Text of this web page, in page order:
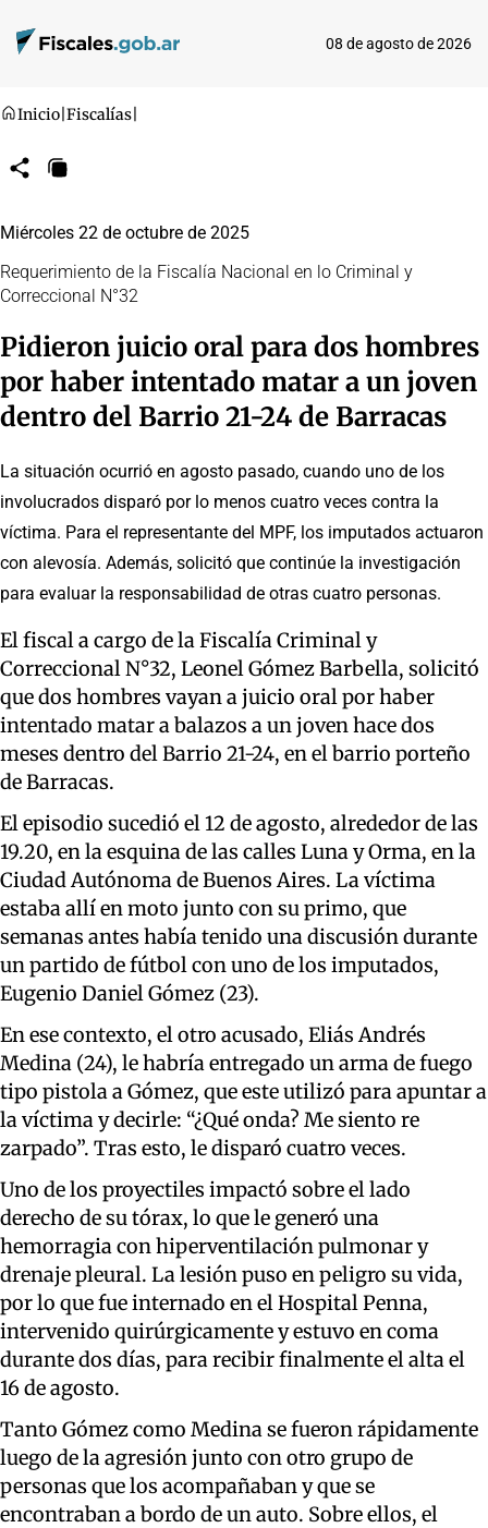
08 de agosto de 2026
Inicio Fiscalías
CompartirCopiar
Miércoles 22 de octubre de 2025
Requerimiento de la Fiscalía Nacional en lo Criminal y
Correccional N°32
Pidieron juicio oral para dos hombres
por haber intentado matar a un joven
dentro del Barrio 21-24 de Barracas
La situación ocurrió en agosto pasado, cuando uno de los
involucrados disparó por lo menos cuatro veces contra la
víctima. Para el representante del MPF, los imputados actuaron
con alevosía. Además, solicitó que continúe la investigación
para evaluar la responsabilidad de otras cuatro personas.
El fiscal a cargo de la Fiscalía Criminal y
Correccional N°32, Leonel Gómez Barbella, solicitó
que dos hombres vayan a juicio oral por haber
intentado matar a balazos a un joven hace dos
meses dentro del Barrio 21-24, en el barrio porteño
de Barracas.
El episodio sucedió el 12 de agosto, alrededor de las
19.20, en la esquina de las calles Luna y Orma, en la
Ciudad Autónoma de Buenos Aires. La víctima
estaba allí en moto junto con su primo, que
semanas antes había tenido una discusión durante
un partido de fútbol con uno de los imputados,
Eugenio Daniel Gómez (23).
En ese contexto, el otro acusado, Eliás Andrés
Medina (24), le habría entregado un arma de fuego
tipo pistola a Gómez, que este utilizó para apuntar a
la víctima y decirle: “¿Qué onda? Me siento re
zarpado”. Tras esto, le disparó cuatro veces.
Uno de los proyectiles impactó sobre el lado
derecho de su tórax, lo que le generó una
hemorragia con hiperventilación pulmonar y
drenaje pleural. La lesión puso en peligro su vida,
por lo que fue internado en el Hospital Penna,
intervenido quirúrgicamente y estuvo en coma
durante dos días, para recibir finalmente el alta el
16 de agosto.
Tanto Gómez como Medina se fueron rápidamente
luego de la agresión junto con otro grupo de
personas que los acompañaban y que se
encontraban a bordo de un auto. Sobre ellos, el